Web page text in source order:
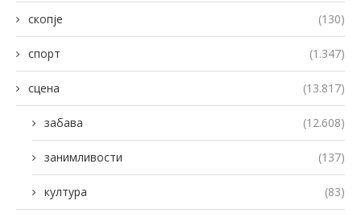
скопје (130)
спорт (1.347)
сцена (13.817)
забава (12.608)
занимливости (137)
култура (83)